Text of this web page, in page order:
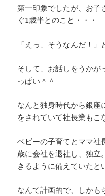
第一印象でしたが、お子
ぐ1歳半とのこと・・・
「えっ、そうなんだ！」
そして、お話しをうかが
っぱい＾＾
なんと独身時代から銀座
をされていて社長業もこ
ベビーの子育てとママ社
歳に会社を退社し、独立
きるように備えていたと
なんて計画的で、しかも